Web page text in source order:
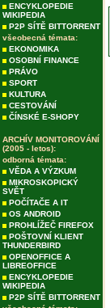
ENCYKLOPEDIE
WIKIPEDIA
P2P SÍTĚ BITTORRENT
všeobecná témata:
EKONOMIKA
OSOBNÍ FINANCE
PRÁVO
SPORT
KULTURA
CESTOVÁNÍ
ČÍNSKÉ E-SHOPY
ARCHÍV MONITOROVÁNÍ
(2005 - letos):
odborná témata:
VĚDA A VÝZKUM
MIKROSKOPICKÝ
SVĚT
POČÍTAČE A IT
OS ANDROID
PROHLÍŽEČ FIREFOX
POŠTOVNÍ KLIENT
THUNDERBIRD
OPENOFFICE A
LIBREOFFICE
ENCYKLOPEDIE
WIKIPEDIA
P2P SÍTĚ BITTORRENT